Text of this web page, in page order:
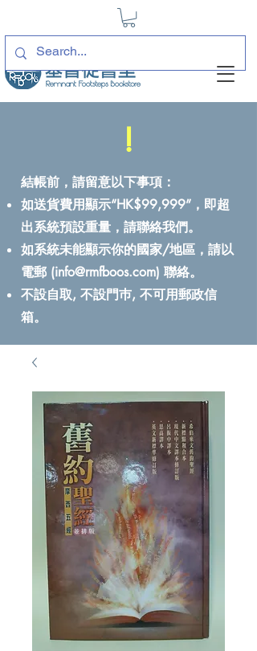
!
結帳前，請留意以下事項：
如送貨費用顯示“HK$99,999”，即超
出系統預設重量，請聯絡我們。
如系統未能顯示你的國家/地區，請以
電郵 (info@rmfboos.com) 聯絡。
不設自取, 不設門巿, 不可用郵政信
箱。